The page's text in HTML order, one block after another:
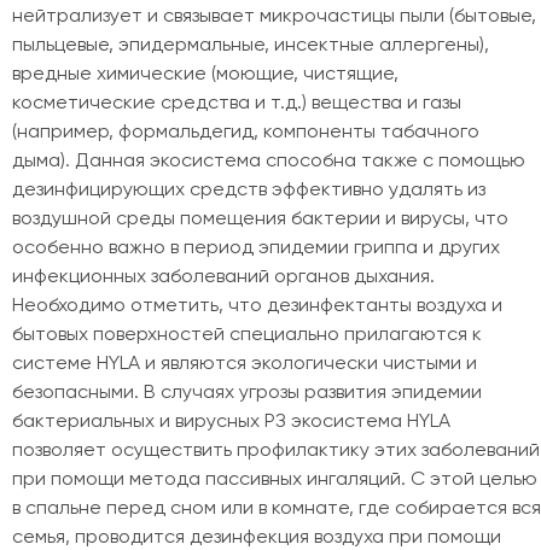
нейтрализует и связывает микрочастицы пыли (бытовые,
пыльцевые, эпидермальные, инсектные аллергены),
вредные химические (моющие, чистящие,
косметические средства и т.д.) вещества и газы
(например, формальдегид, компоненты табачного
дыма). Данная экосистема способна также с помощью
дезинфицирующих средств эффективно удалять из
воздушной среды помещения бактерии и вирусы, что
особенно важно в период эпидемии гриппа и других
инфекционных заболеваний органов дыхания.
Необходимо отметить, что дезинфектанты воздуха и
бытовых поверхностей специально прилагаются к
системе HYLA и являются экологически чистыми и
безопасными. В случаях угрозы развития эпидемии
бактериальных и вирусных РЗ экосистема HYLA
позволяет осуществить профилактику этих заболеваний
при помощи метода пассивных ингаляций. С этой целью
в спальне перед сном или в комнате, где собирается вся
семья, проводится дезинфекция воздуха при помощи